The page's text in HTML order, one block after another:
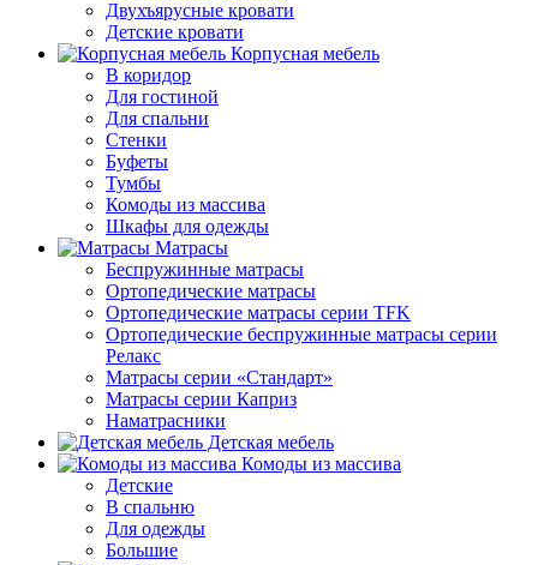
Двухъярусные кровати
Детские кровати
Корпусная мебель
В коридор
Для гостиной
Для спальни
Стенки
Буфеты
Тумбы
Комоды из массива
Шкафы для одежды
Матрасы
Беспружинные матрасы
Ортопедические матрасы
Ортопедические матрасы серии TFK
Ортопедические беспружинные матрасы серии
Релакс
Матрасы серии «Стандарт»
Матрасы серии Каприз
Наматрасники
Детская мебель
Комоды из массива
Детские
В спальню
Для одежды
Большие